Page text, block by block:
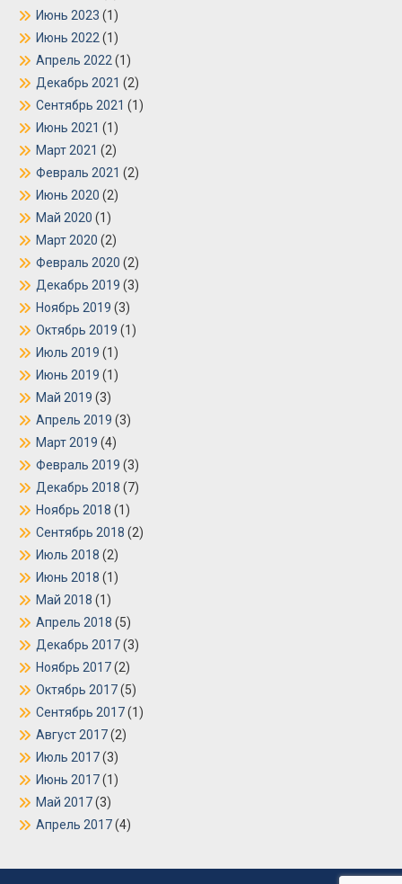
Июнь 2023 (1)
Июнь 2022 (1)
Апрель 2022 (1)
Декабрь 2021 (2)
Сентябрь 2021 (1)
Июнь 2021 (1)
Март 2021 (2)
Февраль 2021 (2)
Июнь 2020 (2)
Май 2020 (1)
Март 2020 (2)
Февраль 2020 (2)
Декабрь 2019 (3)
Ноябрь 2019 (3)
Октябрь 2019 (1)
Июль 2019 (1)
Июнь 2019 (1)
Май 2019 (3)
Апрель 2019 (3)
Март 2019 (4)
Февраль 2019 (3)
Декабрь 2018 (7)
Ноябрь 2018 (1)
Сентябрь 2018 (2)
Июль 2018 (2)
Июнь 2018 (1)
Май 2018 (1)
Апрель 2018 (5)
Декабрь 2017(3)
Ноябрь 2017(2)
Октябрь 2017(5)
Сентябрь 2017(1)
Август 2017(2)
Июль 2017(3)
Июнь 2017(1)
Май 2017(3)
Апрель 2017(4)